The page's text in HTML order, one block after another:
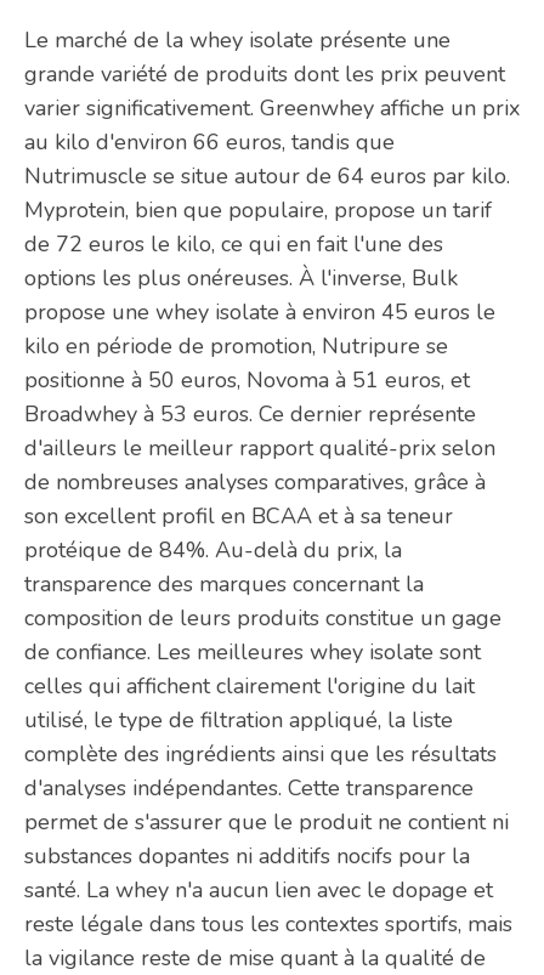
Le marché de la whey isolate présente une
grande variété de produits dont les prix peuvent
varier significativement. Greenwhey affiche un prix
au kilo d'environ 66 euros, tandis que
Nutrimuscle se situe autour de 64 euros par kilo.
Myprotein, bien que populaire, propose un tarif
de 72 euros le kilo, ce qui en fait l'une des
options les plus onéreuses. À l'inverse, Bulk
propose une whey isolate à environ 45 euros le
kilo en période de promotion, Nutripure se
positionne à 50 euros, Novoma à 51 euros, et
Broadwhey à 53 euros. Ce dernier représente
d'ailleurs le meilleur rapport qualité-prix selon
de nombreuses analyses comparatives, grâce à
son excellent profil en BCAA et à sa teneur
protéique de 84%. Au-delà du prix, la
transparence des marques concernant la
composition de leurs produits constitue un gage
de confiance. Les meilleures whey isolate sont
celles qui affichent clairement l'origine du lait
utilisé, le type de filtration appliqué, la liste
complète des ingrédients ainsi que les résultats
d'analyses indépendantes. Cette transparence
permet de s'assurer que le produit ne contient ni
substances dopantes ni additifs nocifs pour la
santé. La whey n'a aucun lien avec le dopage et
reste légale dans tous les contextes sportifs, mais
la vigilance reste de mise quant à la qualité de